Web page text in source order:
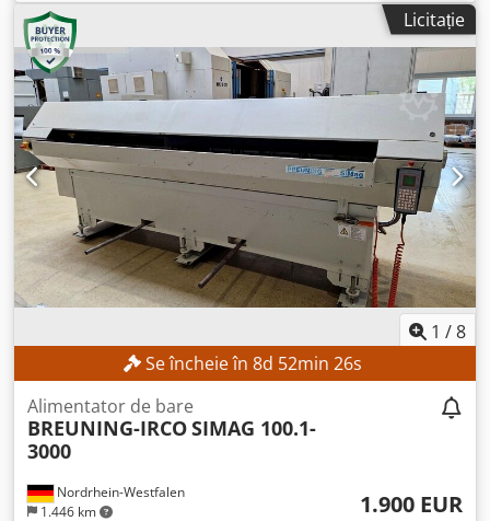
motorului: Diesel-hidraulic Motor: Deutz TCD 3.6 L4 Normă
de emisii: China IV / Etapa IV Dwodpfx Ajznmplsfnja Putere
nominală: 85 kW (115 CP) Rezervor de combustibil: 200 l
DETALII DESPRE MAȘINĂ Dimensiuni și greutate
Dimensiuni (L x l x Î): 2.800 x 1.400 x 1.600 mm Greutate:
2.200 kg ECHIPAMENTE Telecomandă radio Mai multe
blocuri cilindrice Unitate hidraulică: externă Conexiuni
pompe cu debit variabil: 2 bucăți, reglabile manual
Conexiuni pompe cu angrenaje mari: 2 bucăți, reglabile
prin turația motorului Conexiune pompă cu angrenaje
mici: 1 bucată, reglabilă prin turația motorului
Licitație
1 /8
Se încheie în 8d 52min 24s
Nordrhein-Westfalen
1.446 km
Alimentator de bare
BREUNING-IRCOSIMAG 100.1-
3000
1.900 EUR